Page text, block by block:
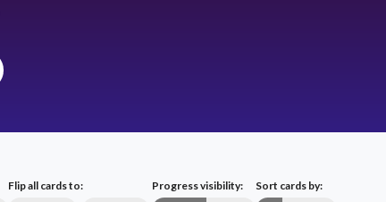
Flip all cards to: Progress visibility: Sort cards by: